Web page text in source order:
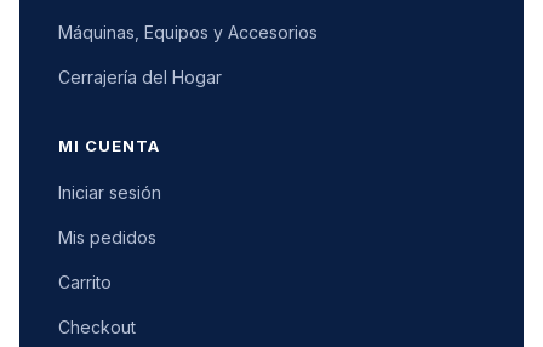
Máquinas, Equipos y Accesorios
Cerrajería del Hogar
MI CUENTA
Iniciar sesión
Mis pedidos
Carrito
Checkout